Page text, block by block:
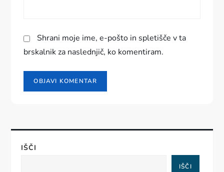
Shrani moje ime, e-pošto in spletišče v ta
brskalnik za naslednjič, ko komentiram.
IŠČI
IŠČI